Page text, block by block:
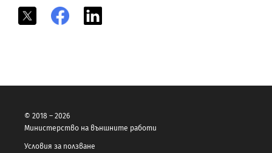
Facebook
© 2018 – 2026
Министерство на външните работи
Условия за ползване